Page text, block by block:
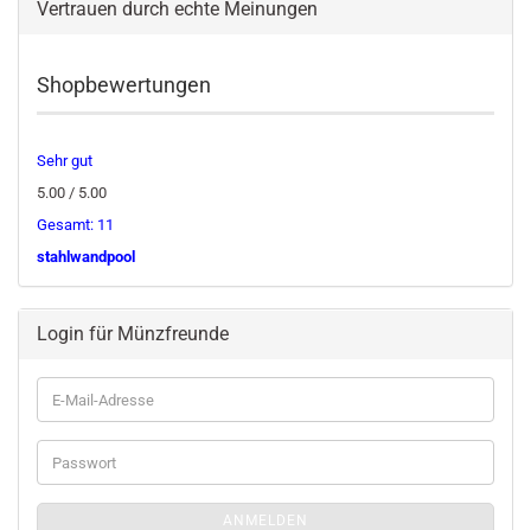
Vertrauen durch echte Meinungen
Shopbewertungen
Sehr gut
5.00 / 5.00
Gesamt: 11
stahlwandpool
Login für Münzfreunde
E-
Mail-
Adresse
Passwort
ANMELDEN